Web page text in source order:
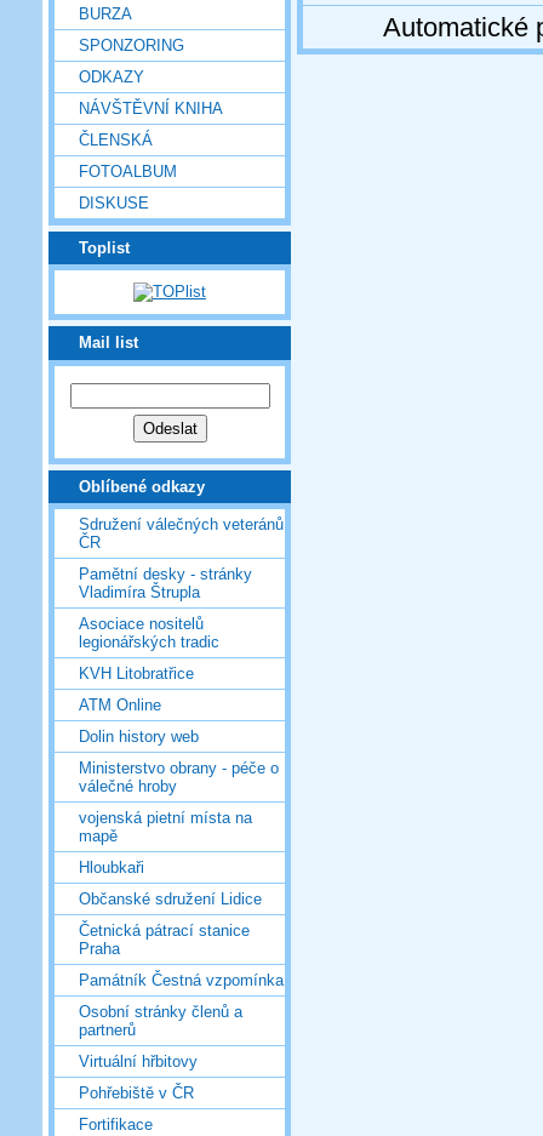
BURZA
SPONZORING
ODKAZY
NÁVŠTĚVNÍ KNIHA
ČLENSKÁ
FOTOALBUM
DISKUSE
Toplist
Mail list
Oblíbené odkazy
Sdružení válečných veteránů
ČR
Pamětní desky - stránky
Vladimíra Štrupla
Asociace nositelů
legionářských tradic
KVH Litobratřice
ATM Online
Dolin history web
Ministerstvo obrany - péče o
válečné hroby
vojenská pietní místa na
mapě
Hloubkaři
Občanské sdružení Lidice
Četnická pátrací stanice
Praha
Památník Čestná vzpomínka
Osobní stránky členů a
partnerů
Virtuální hřbitovy
Pohřebiště v ČR
Fortifikace
Automatické